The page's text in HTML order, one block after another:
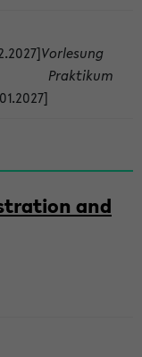
Vorlesung
Praktikum
and